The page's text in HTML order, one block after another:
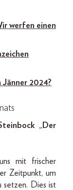
werfen einen
2024?
„Der
mit frischer
Zeitpunkt, um
setzen. Dies ist